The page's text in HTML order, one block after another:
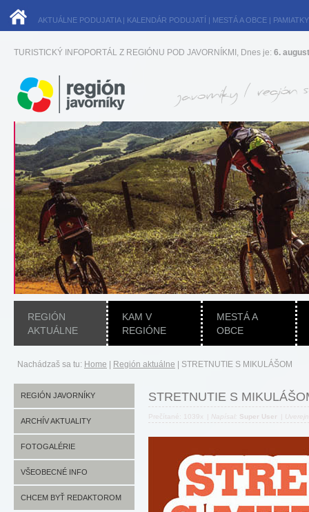
AKTUÁLNE PODUJATIA| KALENDÁR PODUJATÍ | MESTÁ A OBCE | PAMIATKY
TURISTICKÝ INFOPORTÁL Z REGIÓNU POD JAVORNÍKMI, Dnes je: 6.
REGIÓN
AKTUÁLNE
KAM V
REGIÓNE
MESTÁ A
OBCE
Nachádzaš sa tu: Home Región aktuálne STRETNUTIE S MIKULÁŠOM
REGIÓN JAVORNÍKY
ARCHÍV AKTUALITY
FOTOGALÉRIE
VŠEOBECNÉ INFO
CHCEM BYŤ REDAKTOROM
STRETNUTIE S
Prečítané: 1039x Napísal: Super User